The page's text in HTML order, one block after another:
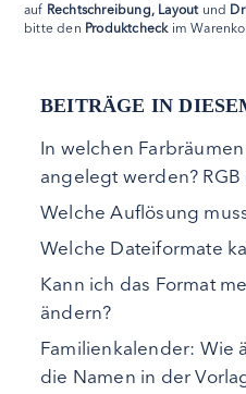
auf Rechtschreibung, Layout und
bitte den Produktcheckim
BEITRÄGE IN
In welchen
angelegt werden? RGB
Welche Auflösung
Welche Dateiformate
Kann ich das Format
ändern?
Familienkalender: Wie
die Namen in der